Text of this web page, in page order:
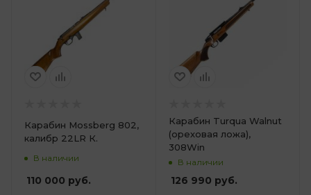
Карабин Mossberg 802,
калибр 22LR К.
В наличии
110 000 руб.
Карабин Turqua Walnut
(ореховая ложа),
308Win
В наличии
126 990 руб.